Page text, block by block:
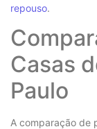
repouso.
Casas
Paulo
A comparação de